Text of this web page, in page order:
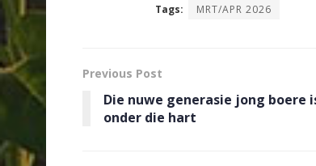
Tags: MRT/APR 2026
Previous Post
Die nuwe generasie jong boere
onder die hart